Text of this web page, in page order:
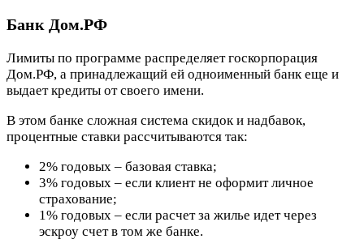
Банк Дом.РФ
Лимиты по программе распределяет госкорпорация
Дом.РФ, а принадлежащий ей одноименный банк еще и
выдает кредиты от своего имени.
В этом банке сложная система скидок и надбавок,
процентные ставки рассчитываются так:
2% годовых – базовая ставка;
3% годовых – если клиент не оформит личное
страхование;
1% годовых – если расчет за жилье идет через
эскроу счет в том же банке.